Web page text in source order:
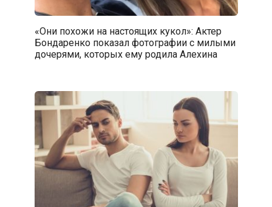
«Они похожи на настоящих кукол»: Актер
Бондаренко показал фотографии с милыми
дочерями, которых ему родила Алехина